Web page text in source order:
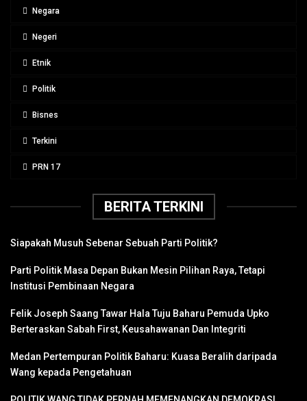
Negara
Negeri
Etnik
Politik
Bisnes
Terkini
PRN 17
BERITA TERKINI
Siapakah Musuh Sebenar Sebuah Parti Politik?
Parti Politik Masa Depan Bukan Mesin Pilihan Raya, Tetapi
Institusi Pembinaan Negara
Felik Joseph Saang Tawar Hala Tuju Baharu Pemuda Upko
Berteraskan Sabah First, Keusahawanan Dan Integriti
Medan Pertempuran Politik Baharu: Kuasa Beralih daripada
Wang kepada Pengetahuan